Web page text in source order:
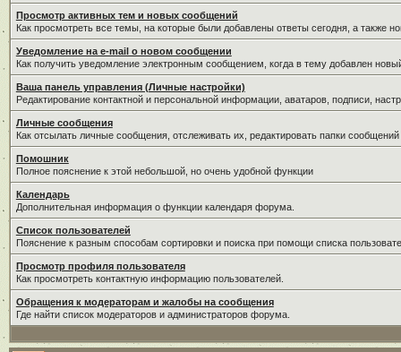
Просмотр активных тем и новых сообщений
Как просмотреть все темы, на которые были добавлены ответы сегодня, а также
Уведомление на е-mail о новом сообщении
Как получить уведомление электронным сообщением, когда в тему добавлен
Ваша панель управления (Личные настройки)
Редактирование контактной и персональной информации, аватаров, подписи,
Личные сообщения
Как отсылать личные сообщения, отслеживать их, редактировать папки
Помошник
Полное пояснение к этой небольшой, но очень удобной функции
Календарь
Дополнительная информация о функции календаря форума.
Список пользователей
Пояснение к разным способам сортировки и поиска при помощи списка
Просмотр профиля пользователя
Как просмотреть контактную информацию пользователей.
Обращения к модераторам и жалобы на сообщения
Где найти список модераторов и администраторов форума.